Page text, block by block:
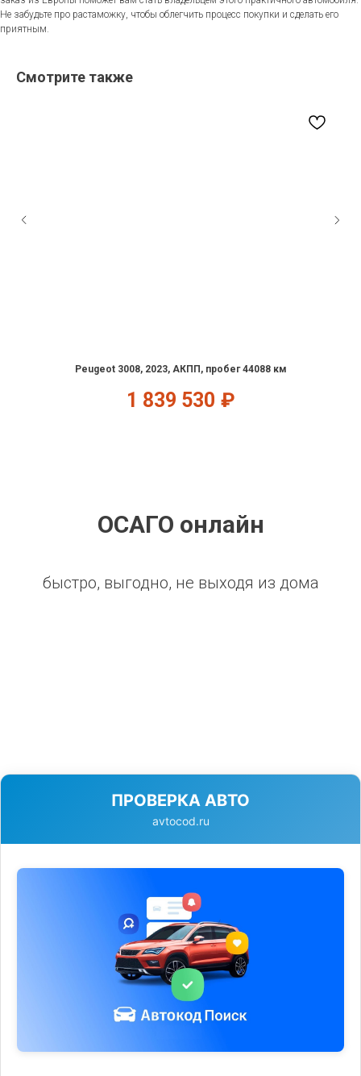
Не забудьте про растаможку, чтобы облегчить процесс покупки и сделать его
приятным.
Смотрите также
Peugeot 3008, 2023, АКПП, пробег 44088 км
1 839 530 ₽
ОСАГО онлайн
быстро, выгодно, не выходя из дома
ПРОВЕРКА АВТО
avtocod.ru